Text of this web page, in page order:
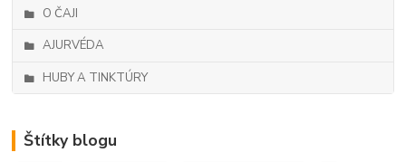
O ČAJI
AJURVÉDA
HUBY A TINKTÚRY
Štítky blogu